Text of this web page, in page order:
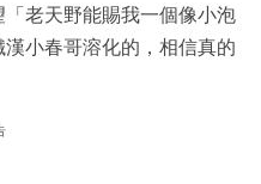
老天野能賜我一個像小泡
小春哥溶化的，相信真的